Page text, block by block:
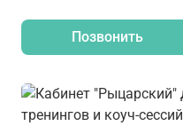
Позвонить